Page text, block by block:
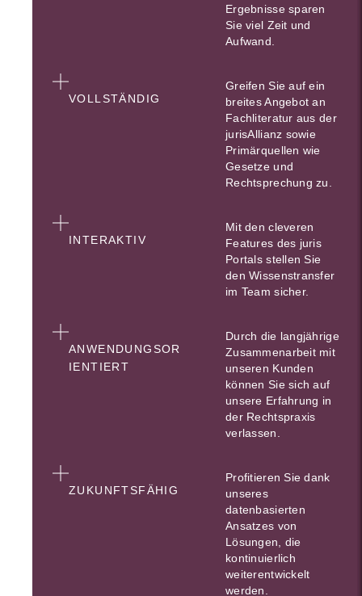
Ergebnisse sparen
Sie viel Zeit und
Aufwand.
VOLLSTÄNDIG
Greifen Sie auf ein
breites Angebot an
Fachliteratur aus der
jurisAllianz sowie
Primärquellen wie
Gesetze und
Rechtsprechung zu.
INTERAKTIV
Mit den cleveren
Features des juris
Portals stellen Sie
den Wissenstransfer
im Team sicher.
ANWENDUNGSOR
IENTIERT
Durch die langjährige
Zusammenarbeit mit
unseren Kunden
können Sie sich auf
unsere Erfahrung in
der Rechtspraxis
verlassen.
ZUKUNFTSFÄHIG
Profitieren Sie dank
unseres
datenbasierten
Ansatzes von
Lösungen, die
kontinuierlich
weiterentwickelt
werden.